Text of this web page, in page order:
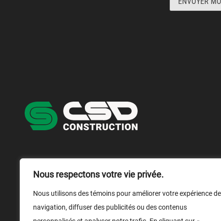
Nous respectons votre vie privée.
Nous utilisons des témoins pour améliorer votre expérience de
navigation, diffuser des publicités ou des contenus
1 866 899-1029
Nous écrire